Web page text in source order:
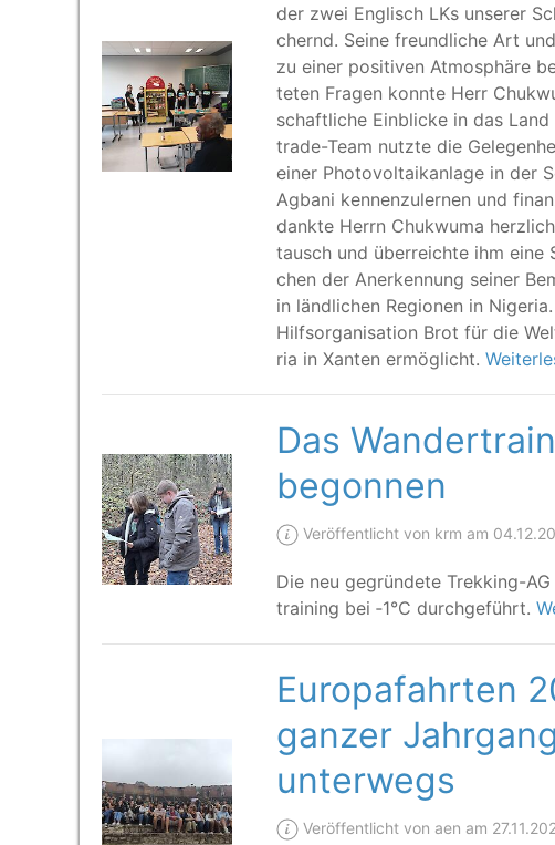
der zwei Eng­lisch LKs unse­rer
chernd. Sei­ne freund­li­che Art
zu einer posi­ti­ven Atmo­sphä­re
te­ten Fra­gen konn­te Herr
schaft­li­che Ein­bli­cke in das
trade-Team nutz­te die
einer Pho­to­vol­ta­ik­an­la­ge in der
Agba­ni ken­nen­zu­ler­nen und
dank­te Herrn Chuk­wu­ma
tausch und über­reich­te ihm eine
chen der Aner­ken­nung sei­ner
in länd­li­chen Regio­nen in
Hilfs­or­ga­ni­sa­ti­on Brot für die
ria in Xan­ten ermöglicht.
Das
begonnen
Veröffentlicht von krm am
Die neu gegrün­de­te Trek­king-
trai­ning bei ‑1°C durchgeführt.
Europafahrten
ganzer
unterwegs
Veröffentlicht von aen am